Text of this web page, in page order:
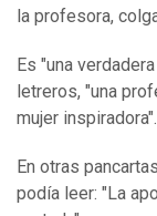
la profesora,
Es "una
letreros, "una
mujer inspiradora".
En otras
podía leer: "La